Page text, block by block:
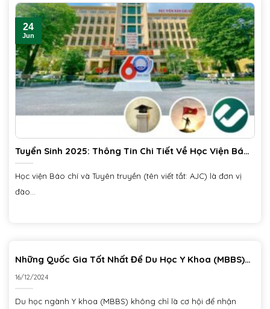
Tuyển Sinh 2025: Thông Tin Chi Tiết Về Học Viện Báo
Chí Và Tuyên Truyền
Học viện Báo chí và Tuyên truyền (tên viết tắt: AJC) là đơn vị
đào...
24
Jun
Những Quốc Gia Tốt Nhất Để Du Học Y Khoa (MBBS)
Với Chi Phí Hợp Lý
16/12/2024
Du học ngành Y khoa (MBBS) không chỉ là cơ hội để nhận